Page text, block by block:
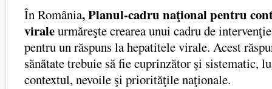
În România, Planul-cadru naţional pentru
viraleurmăreşte crearea unui cadru de
pentru un răspuns la hepatitele virale. Acest
sănătate trebuie să fie cuprinzător şi sistematic,
contextul, nevoile şi priorităţile naţionale.